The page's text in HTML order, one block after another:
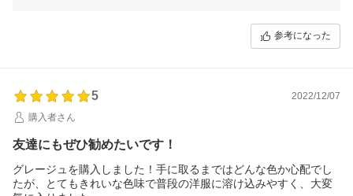
参考になった
5
2022/12/07
購入者さん
友達にもぜひ勧めたいです！
グレージュを購入しました！手に取るまではどんな色か心配でし
たが、とてもきれいな色味で普段の洋服に溶け込みやすく、大変